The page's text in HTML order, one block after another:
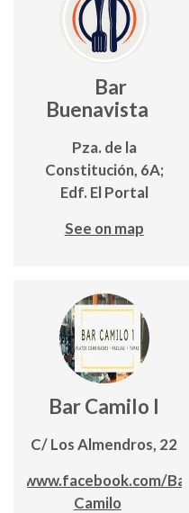
Bar
Buenavista
Pza. de la
Constitución, 6A;
Edf. El Portal
See on map
Bar Camilo I
C/ Los Almendros, 22
www.facebook.com/Bar-
Camilo